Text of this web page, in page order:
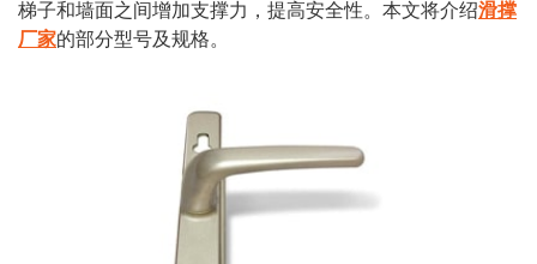
梯子和墙面之间增加支撑力，提高安全性。本文将介绍滑撑
厂家的部分型号及规格。